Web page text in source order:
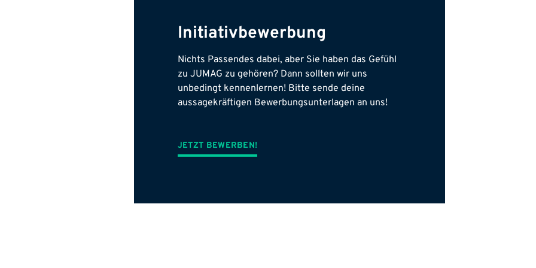
Initiativbewerbung
Nichts Passendes dabei, aber Sie haben das Gefühl
zu JUMAG zu gehören? Dann sollten wir uns
unbedingt kennenlernen! Bitte sende deine
aussagekräftigen Bewerbungsunterlagen an uns!
JETZT BEWERBEN!